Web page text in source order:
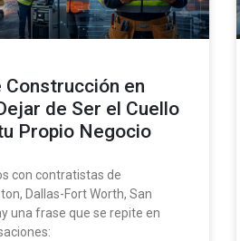
en
de Ser el Cuello
Propio Negocio
con contratistas de
Dallas-Fort Worth, San
una frase que se repite en